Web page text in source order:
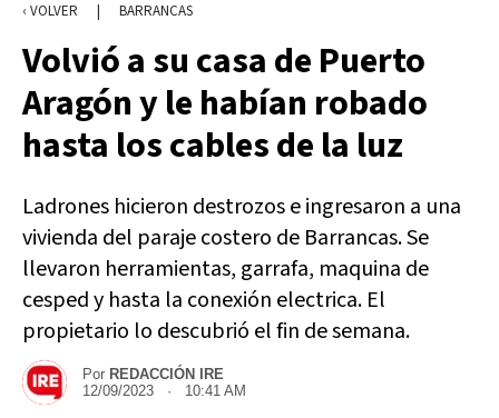
‹ VOLVER | BARRANCAS
Volvió a su casa de Puerto
Aragón y le habían robado
hasta los cables de la luz
Ladrones hicieron destrozos e ingresaron a una
vivienda del paraje costero de Barrancas. Se
llevaron herramientas, garrafa, maquina de
cesped y hasta la conexión electrica. El
propietario lo descubrió el fin de semana.
Por REDACCIÓN IRE
12/09/2023 · 10:41 AM